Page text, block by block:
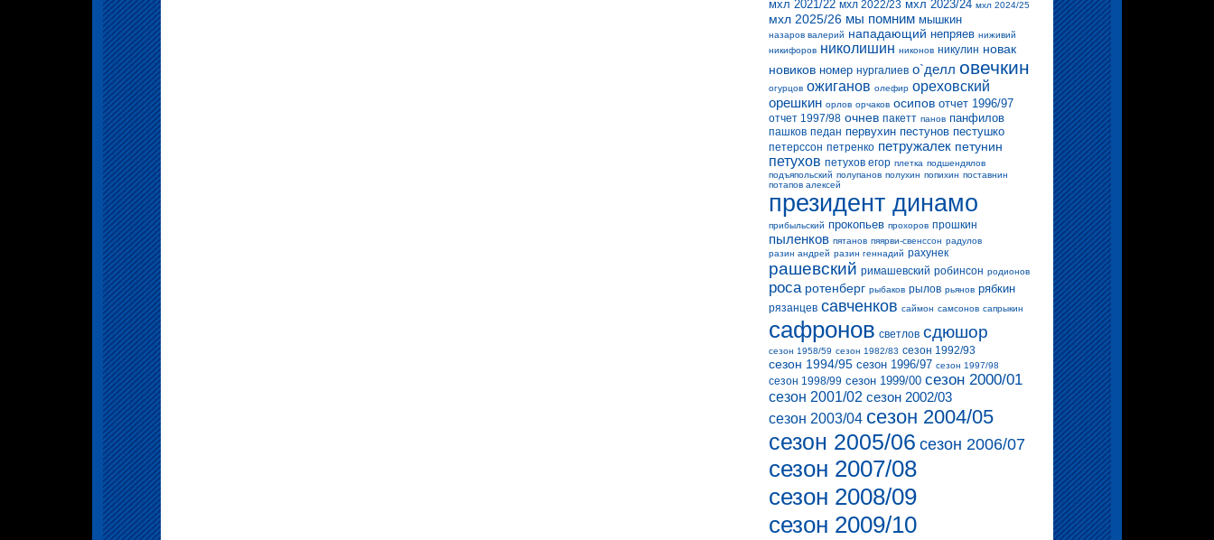
мхл 2021/22 мхл 2022/23 мхл 2023/24 мхл 2024/25
мхл 2025/26 мы помним мышкин
назаров валерий нападающий непряев ниживий
никифоров николишин никонов никулин новак
новиков номер нургалиев о`делл овечкин
огурцов ожиганов олефир ореховский
орешкин орлов орчаков осипов отчет 1996/97
отчет 1997/98 очнев пакетт панов панфилов
пашков педан первухин пестунов пестушко
петерссон петренко петружалек петунин
петухов петухов егор плетка подшендялов
подъяпольский полупанов полухин попихин поставнин
потапов алексей
президент динамо
прибыльский прокопьев прохоров прошкин
пыленков пятанов пяярви-свенссон радулов
разин андрей разин геннадий рахунек
рашевский римашевский робинсон родионов
роса ротенберг рыбаков рылов рьянов рябкин
рязанцев савченков саймон самсонов сапрыкин
сафронов светлов сдюшор
сезон 1958/59 сезон 1982/83 сезон 1992/93
сезон 1994/95 сезон 1996/97 сезон 1997/98
сезон 1998/99 сезон 1999/00 сезон 2000/01
сезон 2001/02 сезон 2002/03
сезон 2003/04 сезон 2004/05
сезон 2005/06 сезон 2006/07
сезон 2007/08
сезон 2008/09
сезон 2009/10